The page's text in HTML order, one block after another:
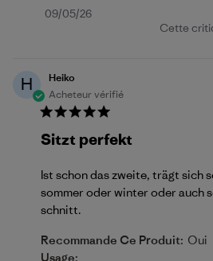
Date
09/05/26
Cette
H
Heiko
Acheteur vérifié
Sitzt perfekt
Ist schon das zweite, trägt sich
sommer oder winter oder auch
schnitt.
Recommande Ce Produit: Oui
Usage: